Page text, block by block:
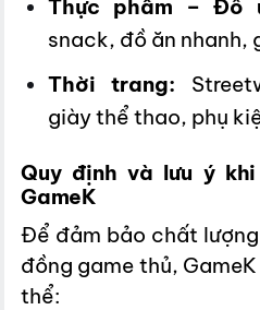
Thực phẩm – Đồ
snack, đồ ăn nhanh,
Thời trang:
giày thể thao, phụ
Quy định và lưu ý
GameK
Để đảm bảo chất
đồng game thủ,
thể: